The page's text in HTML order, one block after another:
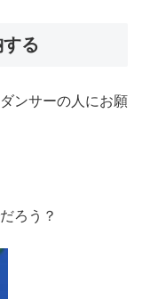
る
ンサーの人にお願
ろう？